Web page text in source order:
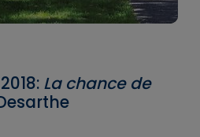
La chance de